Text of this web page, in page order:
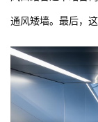
风口结合进下站台
通风矮墙。最后，